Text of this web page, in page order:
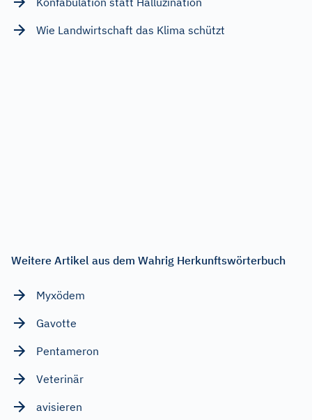
Wie Landwirtschaft das Klima schützt
Weitere Artikel aus dem Wahrig Herkunftswörterbuch
Myxödem
Gavotte
Pentameron
Veterinär
avisieren